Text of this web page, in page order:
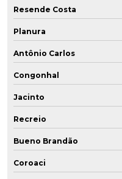
Resende Costa
Planura
Antônio Carlos
Congonhal
Jacinto
Recreio
Bueno Brandão
Coroaci